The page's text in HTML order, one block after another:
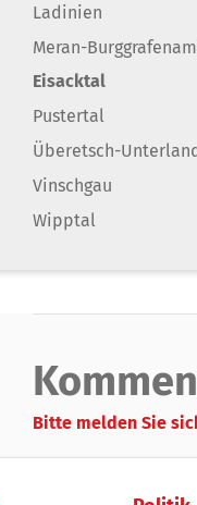
Ladinien
Meran-
Eisacktal
Pustertal
Überetsch-
Vinschgau
Wipptal
Bitte melden Sie